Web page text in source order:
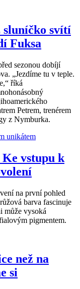
svítí
Fuksa
sezonou dobíjí
„Jezdíme tu v teple.
říká
Petrem, trenérem
z Nymburka.
Ke vstupu k
na první pohled
barva fascinuje
může vysoká
pigmentem.
než na
si